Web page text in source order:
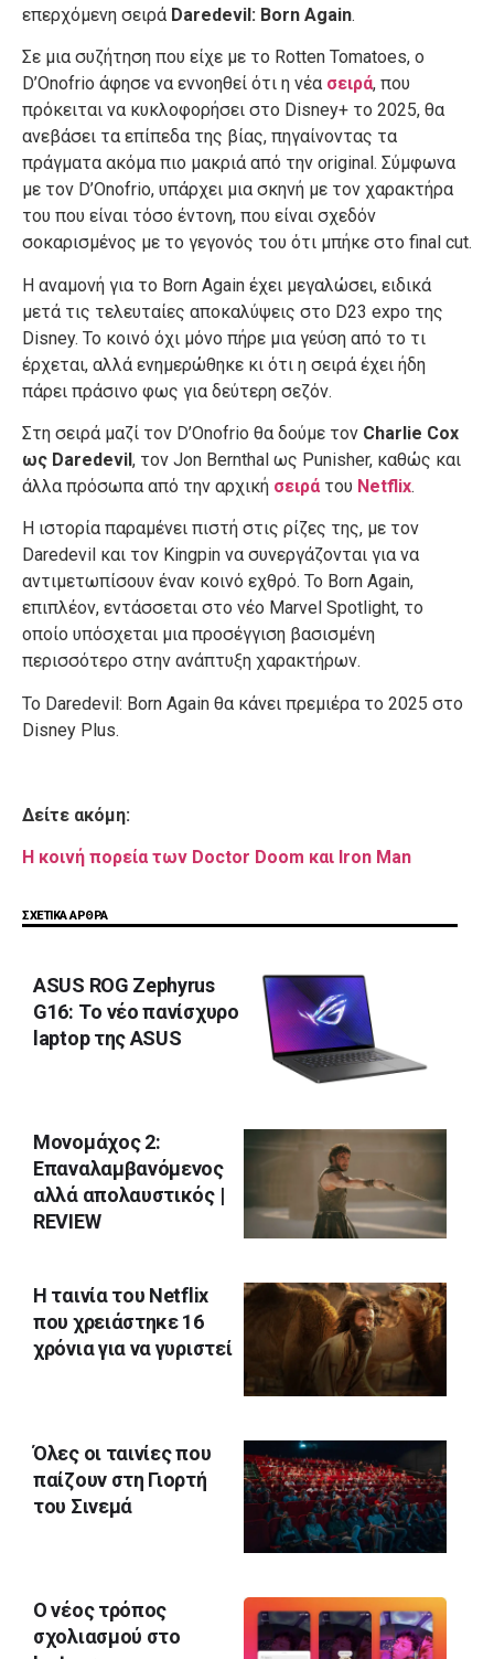
επερχόμενη σειρά Daredevil: Born Again.
Σε μια συζήτηση που είχε με το Rotten Tomatoes, ο
D’Onofrio άφησε να εννοηθεί ότι η νέα σειρά, που
πρόκειται να κυκλοφορήσει στο Disney+ το 2025, θα
ανεβάσει τα επίπεδα της βίας, πηγαίνοντας τα
πράγματα ακόμα πιο μακριά από την original. Σύμφωνα
με τον D’Onofrio, υπάρχει μια σκηνή με τον χαρακτήρα
του που είναι τόσο έντονη, που είναι σχεδόν
σοκαρισμένος με το γεγονός του ότι μπήκε στο final cut.
Η αναμονή για το Born Again έχει μεγαλώσει, ειδικά
μετά τις τελευταίες αποκαλύψεις στο D23 expo της
Disney. Το κοινό όχι μόνο πήρε μια γεύση από το τι
έρχεται, αλλά ενημερώθηκε κι ότι η σειρά έχει ήδη
πάρει πράσινο φως για δεύτερη σεζόν.
Στη σειρά μαζί τον D’Onofrio θα δούμε τον Charlie Cox
ως Daredevil, τον Jon Bernthal ως Punisher, καθώς και
άλλα πρόσωπα από την αρχική σειράτου Netflix.
Η ιστορία παραμένει πιστή στις ρίζες της, με τον
Daredevil και τον Kingpin να συνεργάζονται για να
αντιμετωπίσουν έναν κοινό εχθρό. Το Born Again,
επιπλέον, εντάσσεται στο νέο Marvel Spotlight, το
οποίο υπόσχεται μια προσέγγιση βασισμένη
περισσότερο στην ανάπτυξη χαρακτήρων.
Το Daredevil: Born Again θα κάνει πρεμιέρα το 2025 στο
Disney Plus.
Δείτε ακόμη:
Η κοινή πορεία των Doctor Doom και Iron Man
ΣΧΕΤΙΚΑ ΑΡΘΡΑ
ASUS ROG Zephyrus
G16: Tο νέο πανίσχυρο
laptop της ASUS
Μονομάχος 2:
Επαναλαμβανόμενος
αλλά απολαυστικός |
REVIEW
Η ταινία του Netflix
που χρειάστηκε 16
χρόνια για να γυριστεί
Όλες οι ταινίες που
παίζουν στη Γιορτή
του Σινεμά
Ο νέος τρόπος
σχολιασμού στο